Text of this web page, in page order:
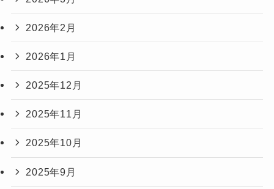
2026年2月
2026年1月
2025年12月
2025年11月
2025年10月
2025年9月